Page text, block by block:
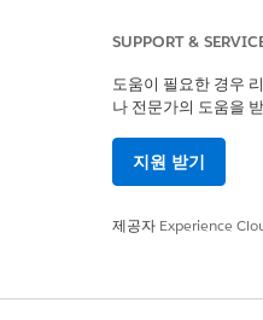
SUPPORT &
도움이 필요한 경우
나 전문가의 도움을
지원 받기
제공자 Experience